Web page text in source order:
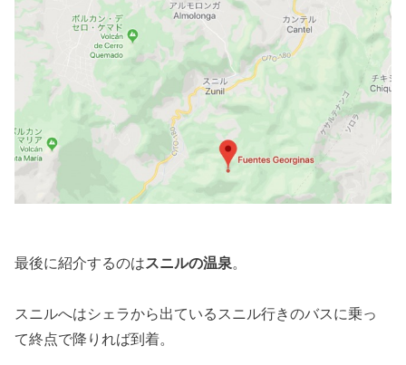
最後に紹介するのはスニルの温泉。
スニルへはシェラから出ているスニル行きのバスに乗っ
て終点で降りれば到着。